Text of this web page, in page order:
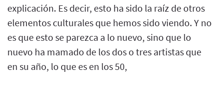
explicación. Es decir, esto ha sido la raíz de otros
elementos culturales que hemos sido viendo. Y no
es que esto se parezca a lo nuevo, sino que lo
nuevo ha mamado de los dos o tres artistas que
en su año, lo que es en los 50,